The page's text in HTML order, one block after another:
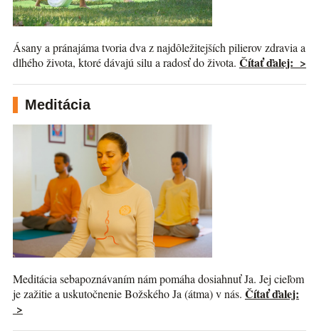
Ásany a pránajáma tvoria dva z najdôležitejších pilierov zdravia a
dlhého života, ktoré dávajú silu a radosť do života. Čítať ďalej: >
Meditácia
Meditácia sebapoznávaním nám pomáha dosiahnuť Ja. Jej cieľom
je zažitie a uskutočnenie Božského Ja (átma) v nás. Čítať ďalej:
>